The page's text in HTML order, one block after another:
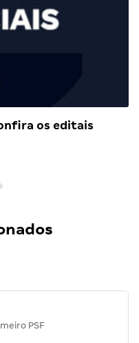
os editais
PSF